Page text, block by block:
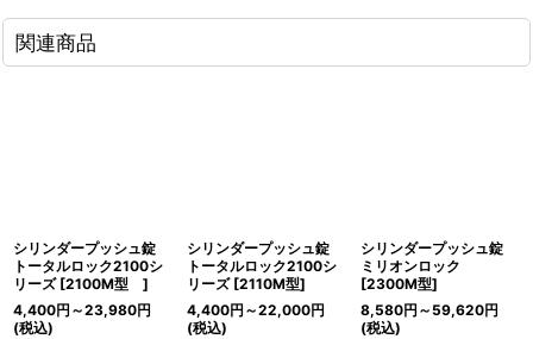
関連商品
シリンダープッシュ錠
トータルロック2100シ
リーズ [2100M型 ]
4,400円 ～23,980円
(税込)
シリンダープッシュ錠
トータルロック2100シ
リーズ [2110M型]
4,400円 ～22,000円
(税込)
シリンダープッシュ錠
ミリオンロック
[2300M型]
8,580円 ～59,620円
(税込)